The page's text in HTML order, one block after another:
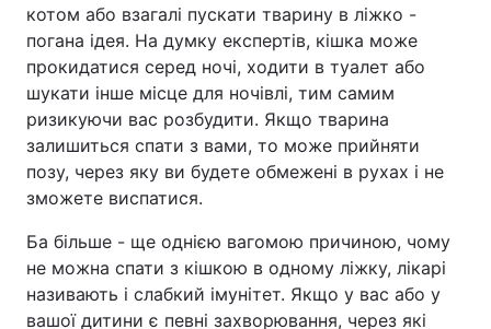
котом або взагалі пускати тварину в ліжко -
погана ідея. На думку експертів, кішка може
прокидатися серед ночі, ходити в туалет або
шукати інше місце для ночівлі, тим самим
ризикуючи вас розбудити. Якщо тварина
залишиться спати з вами, то може прийняти
позу, через яку ви будете обмежені в рухах і не
зможете виспатися.
Ба більше - ще однією вагомою причиною, чому
не можна спати з кішкою в одному ліжку, лікарі
називають і слабкий імунітет. Якщо у вас або у
вашої дитини є певні захворювання, через які